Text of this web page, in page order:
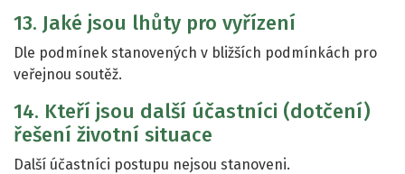
13. Jaké jsou lhůty pro vyřízení
Dle podmínek stanovených v bližších podmínkách pro
veřejnou soutěž.
14. Kteří jsou další účastníci (dotčení)
řešení životní situace
Další účastníci postupu nejsou stanoveni.